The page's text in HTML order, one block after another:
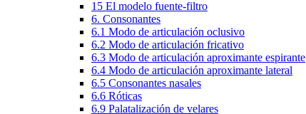
15 El modelo fuente-filtro
6. Consonantes
6.1 Modo de articulación oclusivo
6.2 Modo de articulación fricativo
6.3 Modo de articulación aproximante espirante
6.4 Modo de articulación aproximante lateral
6.5 Consonantes nasales
6.6 Róticas
6.9 Palatalización de velares